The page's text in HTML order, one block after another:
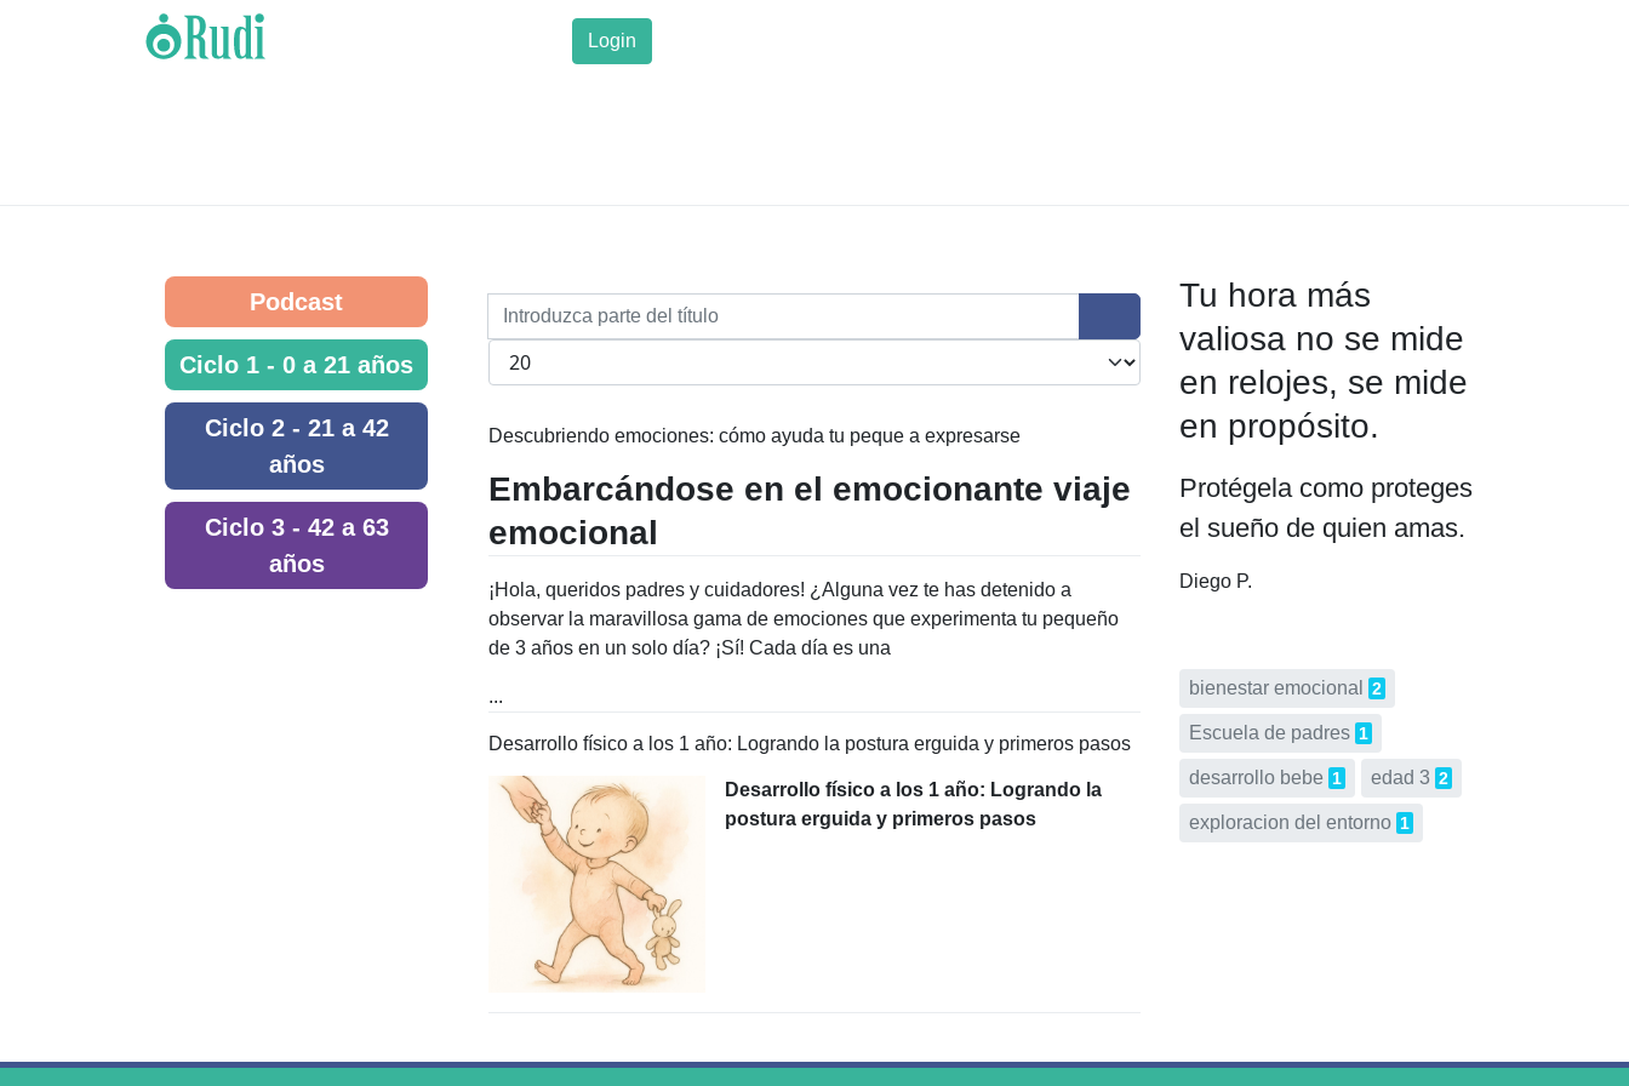
Login
Introduzca parte del título
Cantidad a mostrar
Descubriendo emociones: cómo ayuda tu peque a expresarse
Embarcándose en el emocionante viaje
emocional
¡Hola, queridos padres y cuidadores! ¿Alguna vez te has detenido a
observar la maravillosa gama de emociones que experimenta tu pequeño
de 3 años en un solo día? ¡Sí! Cada día es una
...
Desarrollo físico a los 1 año: Logrando la postura erguida y primeros pasos
Desarrollo físico a los 1 año: Logrando la
postura erguida y primeros pasos
Podcast
Ciclo 1 - 0 a 21 años
Ciclo 2 - 21 a 42
años
Ciclo 3 - 42 a 63
años
Tu hora más
valiosa no se mide
en relojes, se mide
en propósito.
Protégela como proteges
el sueño de quien amas.
Diego P.
bienestar emocional 2
Escuela de padres 1
desarrollo bebe 1 edad 3 2
exploracion del entorno 1